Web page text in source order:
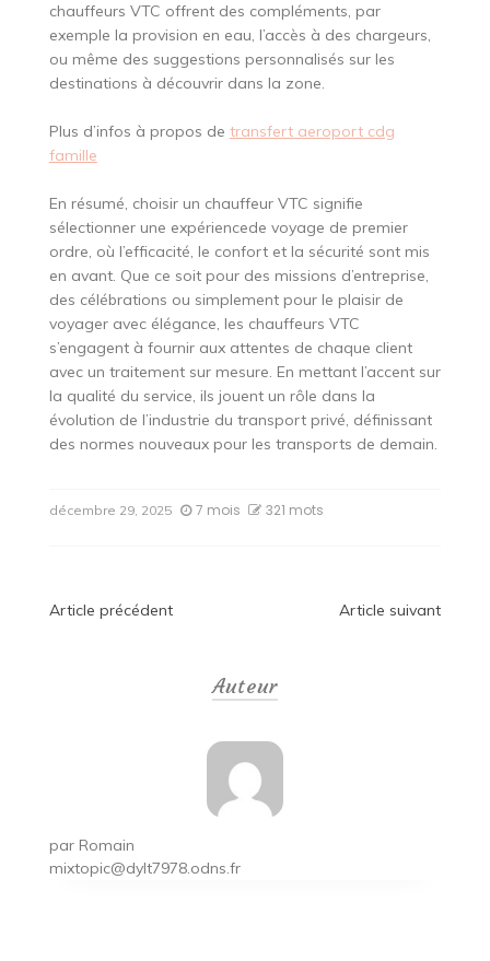
chauffeurs VTC offrent des compléments, par
exemple la provision en eau, l’accès à des chargeurs,
ou même des suggestions personnalisés sur les
destinations à découvrir dans la zone.
Plus d’infos à propos de transfert aeroport cdg
famille
En résumé, choisir un chauffeur VTC signifie
sélectionner une expériencede voyage de premier
ordre, où l’efficacité, le confort et la sécurité sont mis
en avant. Que ce soit pour des missions d’entreprise,
des célébrations ou simplement pour le plaisir de
voyager avec élégance, les chauffeurs VTC
s’engagent à fournir aux attentes de chaque client
avec un traitement sur mesure. En mettant l’accent sur
la qualité du service, ils jouent un rôle dans la
évolution de l’industrie du transport privé, définissant
des normes nouveaux pour les transports de demain.
décembre 29, 2025 7 mois 321 mots
Navigation
Article précédent Article suivant
Auteur
par Romain
mixtopic@dylt7978.odns.fr